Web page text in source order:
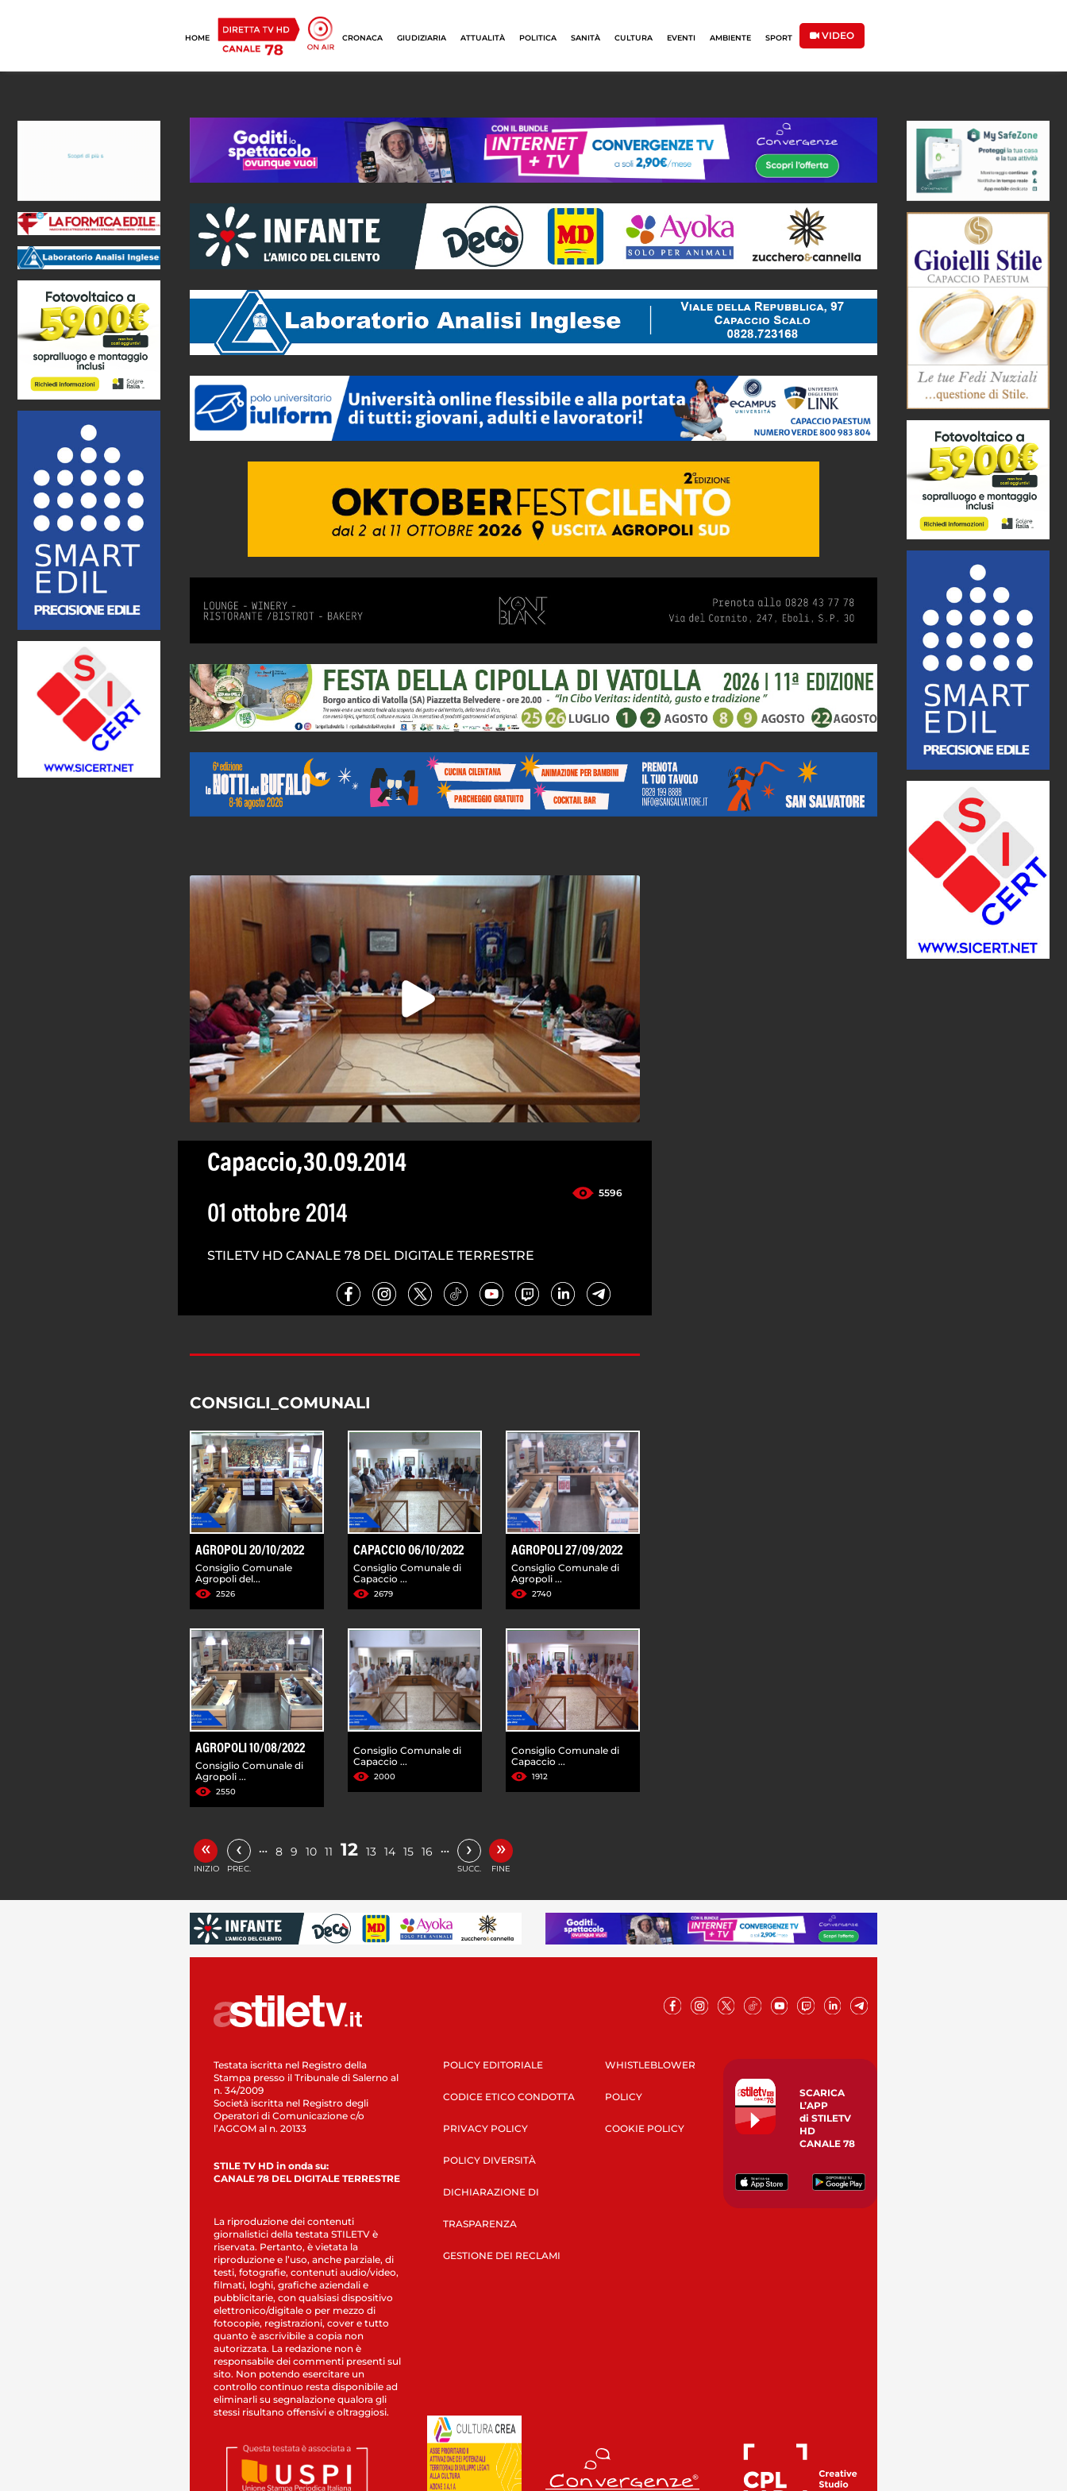
HOME CRONACA GIUDIZIARIA ATTUALITÀ POLITICA SANITÀ CULTURA EVENTI AMBIENTE SPORT VIDEO
Capaccio,30.09.2014
5596
01 ottobre 2014
STILETV HD CANALE 78 DEL DIGITALE TERRESTRE
CONSIGLI_COMUNALI
AGROPOLI 20/10/2022
Consiglio Comunale
Agropoli del...
2526
CAPACCIO 06/10/2022
Consiglio Comunale di
Capaccio ...
2679
AGROPOLI 27/09/2022
Consiglio Comunale di
Agropoli ...
2740
AGROPOLI 10/08/2022
Consiglio Comunale di
Agropoli ...
2550
Consiglio Comunale di
Capaccio ...
2000
Consiglio Comunale di
Capaccio ...
1912
«
INIZIO
‹
PREC.
… 8 9 10 11 12 13 14 15 16 … ›
SUCC.
»
FINE
Testata iscritta nel Registro della
Stampa presso il Tribunale di Salerno al
n. 34/2009
Società iscritta nel Registro degli
Operatori di Comunicazione c/o
l’AGCOM al n. 20133
STILE TV HD in onda su:
CANALE 78 DEL DIGITALE TERRESTRE
La riproduzione dei contenuti
giornalistici della testata STILETV è
riservata. Pertanto, è vietata la
riproduzione e l’uso, anche parziale, di
testi, fotografie, contenuti audio/video,
filmati, loghi, grafiche aziendali e
pubblicitarie, con qualsiasi dispositivo
elettronico/digitale o per mezzo di
fotocopie, registrazioni, cover e tutto
quanto è ascrivibile a copia non
autorizzata. La redazione non è
responsabile dei commenti presenti sul
sito. Non potendo esercitare un
controllo continuo resta disponibile ad
eliminarli su segnalazione qualora gli
stessi risultano offensivi e oltraggiosi.
POLICY EDITORIALE
CODICE ETICO CONDOTTA
PRIVACY POLICY
POLICY DIVERSITÀ
DICHIARAZIONE DI
TRASPARENZA
GESTIONE DEI RECLAMI
WHISTLEBLOWER
POLICY
COOKIE POLICY
SCARICA
L’APP
di STILETV
HD
CANALE 78